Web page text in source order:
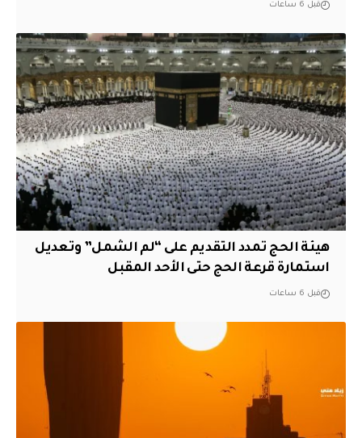
قبل 6 ساعات
هيئة الحج تمدد التقديم على “لم الشمل” وتعديل
استمارة قرعة الحج حتى الأحد المقبل
قبل 6 ساعات